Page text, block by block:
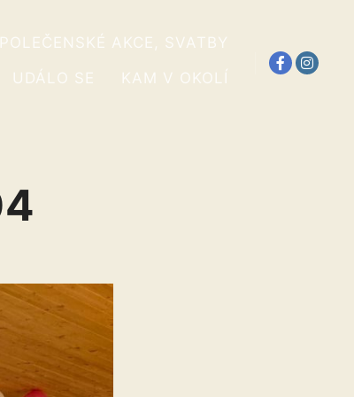
AKCE, SVATBY
UDÁLO SE KAM V OKOLÍ